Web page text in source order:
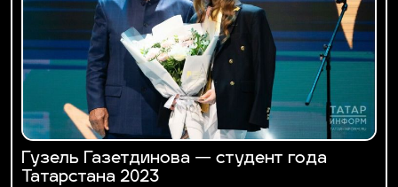
Гузель Газетдинова — студент года
Татарстана 2023